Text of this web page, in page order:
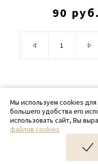
90 руб.
©
+ 7
Дизайн и
Мы используем cookies
большего удобства его
использовать сайт, Вы
файлов cookies